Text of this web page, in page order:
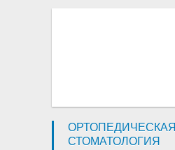
ОРТОПЕДИЧЕСКАЯ
СТОМАТОЛОГИЯ